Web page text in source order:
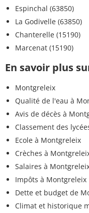
Espinchal (63850)
La Godivelle (63850)
Chanterelle (15190)
Marcenat (15190)
En savoir plus
Montgreleix
Qualité de l'eau à
Avis de décès à
Classement des
Ecole à Montgreleix
Crèches à
Salaires à
Impôts à Montgreleix
Dette et budget de
Climat et historique